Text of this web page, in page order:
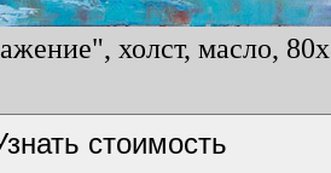
холст, масло,